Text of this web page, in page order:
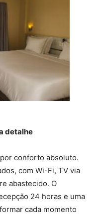
detalhe
conforto absoluto.
com Wi-Fi, TV via
abastecido. O
24 horas e uma
cada momento